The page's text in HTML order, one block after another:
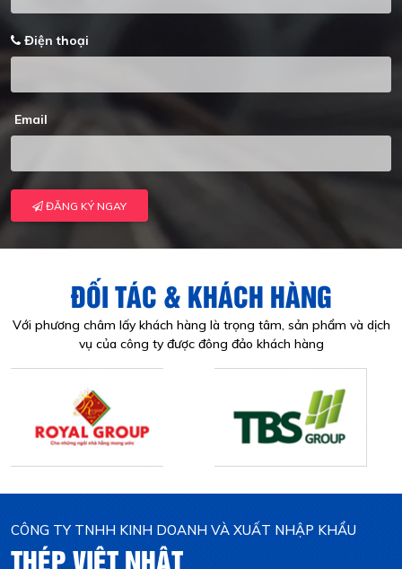
Điện thoại
Email
ĐĂNG KÝ NGAY
ĐỐI TÁC & KHÁCH HÀNG
Với phương châm lấy khách hàng là trọng tâm, sản phẩm và dịch
vụ của công ty được đông đảo khách hàng
CÔNG TY TNHH KINH DOANH VÀ XUẤT NHẬP KHẨU
THÉP VIỆT NHẬT